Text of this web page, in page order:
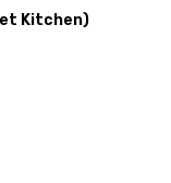
Kitchen)